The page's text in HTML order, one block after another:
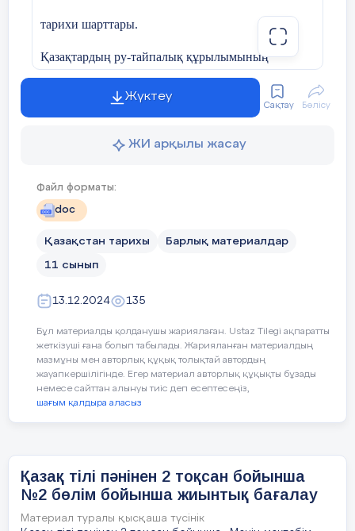
«ПОПС» формуласын пайдаланып,
пікірлеріңізді жазыңыздар
заманымызға дейінгі технология»
ескерткіштер, сына жазуы, асыл қазына
Бағалау критерийі
Дескриптор
Тапсырма
тарихи шарттары.
Қазақтардың ру-тайпалық құрылымының
ерекшеліктері
Оқу мақсатттары 10.2.1.1 Қазақстандағы
этникалық процестерді түсіндіру
ұғымдарын
пайдалану
Қазақстан аумағындағы этногенездің
10.2.2.3 -қазақтардың ру-тайпалық құрылымының
ерекшеліктерін ауызша тарихнама негізінде
түсіндіру (шежіре, генеалогиялық аңыздар);
үшін «ру», «тайпа», «жүз», «ата-жұрт»,
«атамекен»
Жүктеу
Сақтау Бөлісу
ЖИ арқылы жасау
Файл форматы:
doc
Қазақстан тарихы Барлық материалдар
11 сынып
13.12.2024 135
Бұл материалды қолданушы жариялаған. Ustaz Tilegi ақпаратты
жеткізуші ғана болып табылады. Жарияланған материалдың
мазмұны мен авторлық құқық толықтай автордың
жауапкершілігінде. Егер материал авторлық құқықты бұзады
немесе сайттан алынуы тиіс деп есептесеңіз,
шағым қалдыра аласыз
Қазақ тілі пәнінен 2 тоқсан бойынша
№2 бөлім бойынша жиынтық бағалау
Материал туралы қысқаша түсінік